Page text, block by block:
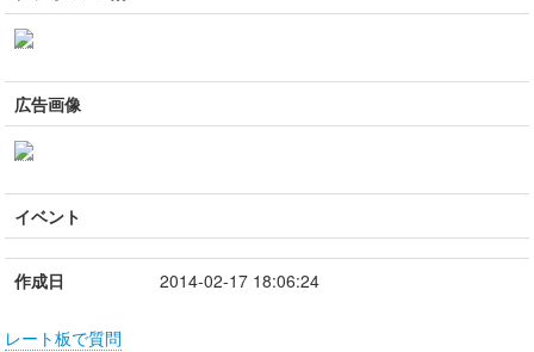
広告画像
イベント
作成日 2014-02-17 18:06:24
レート板で質問